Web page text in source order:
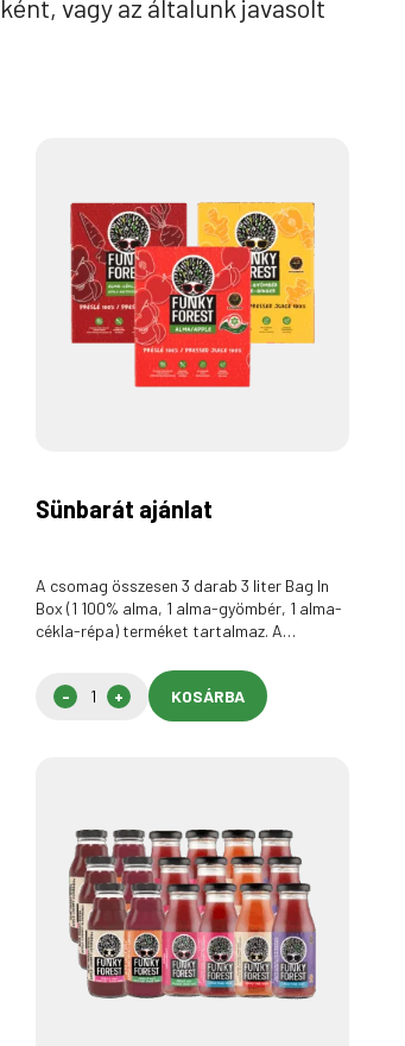
vagy az általunk javasolt
Sünbarát ajánlat
A csomag összesen 3 darab 3 liter Bag In
Box (1 100% alma, 1 alma-gyömbér, 1 alma-
cékla-répa) terméket tartalmaz. A…
KOSÁRBA